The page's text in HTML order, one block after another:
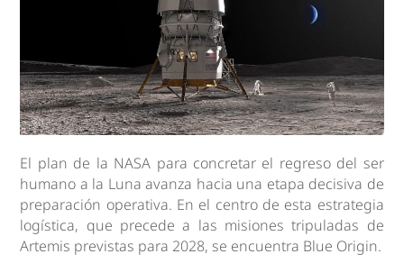
El plan de la NASA para concretar el regreso del ser
humano a la Luna avanza hacia una etapa decisiva de
preparación operativa. En el centro de esta estrategia
logística, que precede a las misiones tripuladas de
Artemis previstas para 2028, se encuentra Blue Origin.